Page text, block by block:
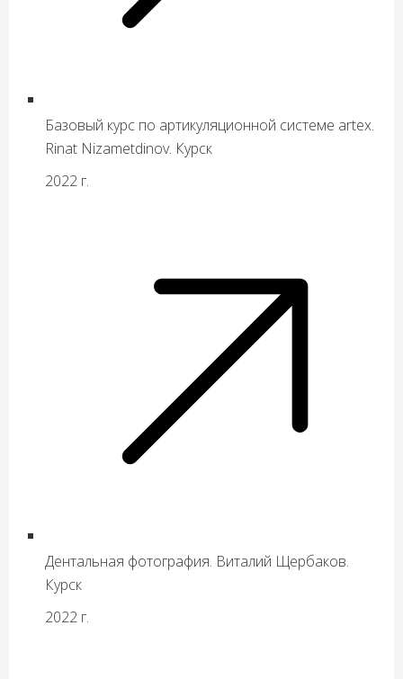
Базовый курс по артикуляционной системе artex.
Rinat Nizametdinov. Курск
2022 г.
Дентальная фотография. Виталий Щербаков.
Курск
2022 г.